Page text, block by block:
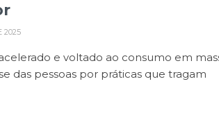
2025
e voltado ao consumo em
das pessoas por práticas que tragam